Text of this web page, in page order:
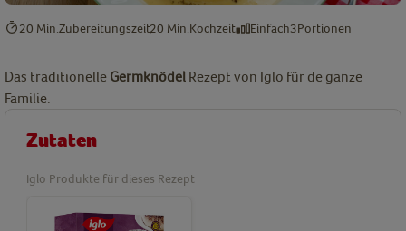
20 Min. Zubereitungszeit20 Min. Kochzeit Einfach3Portionen
Das traditionelle Germknödel Rezept von Iglo für de ganze
Familie.
Zutaten
Iglo Produkte für dieses Rezept